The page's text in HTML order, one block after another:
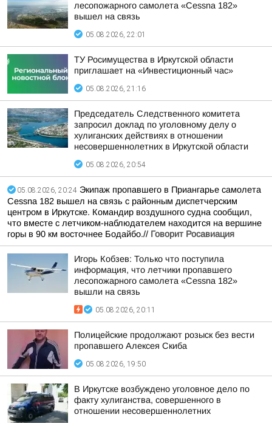
лесопожарного самолета «Cessna 182»
вышел на связь
05.08.2026, 22:01
ТУ Росимущества в Иркутской области
приглашает на «Инвестиционный час»
05.08.2026, 21:16
Председатель Следственного комитета
запросил доклад по уголовному делу о
хулиганских действиях в отношении
несовершеннолетних в Иркутской области
05.08.2026, 20:54
05.08.2026, 20:24 Экипаж пропавшего в Приангарье самолета
Cessna 182 вышел на связь с районным диспетчерским
центром в Иркутске. Командир воздушного судна сообщил,
что вместе с летчиком-наблюдателем находится на вершине
горы в 90 км восточнее Бодайбо.// Говорит Росавиация
Игорь Кобзев: Только что поступила
информация, что летчики пропавшего
лесопожарного самолета «Cessna 182»
вышли на связь
05.08.2026, 20:11
Полицейские продолжают розыск без вести
пропавшего Алексея Скиба
05.08.2026, 19:50
В Иркутске возбуждено уголовное дело по
факту хулиганства, совершенного в
отношении несовершеннолетних